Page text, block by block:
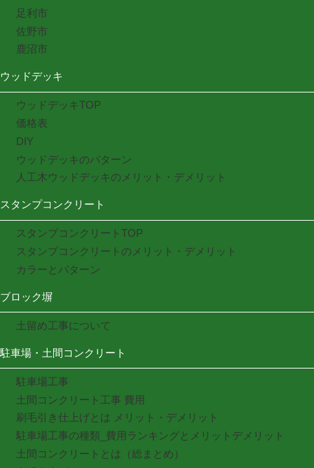
足利市
佐野市
鹿沼市
ウッドデッキ
ウッドデッキTOP
価格表
DIY
ウッドデッキのパターン
人工木ウッドデッキのメリット・デメリット
スタンプコンクリート
スタンプコンクリートTOP
スタンプコンクリートのメリット・デメリット
カラーとパターン
ブロック塀
土留め工事について
駐車場・土間コンクリート
駐車場工事
土間コンクリート工事 費用
刷毛引き仕上げとは メリット・デメリット
駐車場工事の種類_費用ランキングとメリットデメリット
土間コンクリートとは（総まとめ）